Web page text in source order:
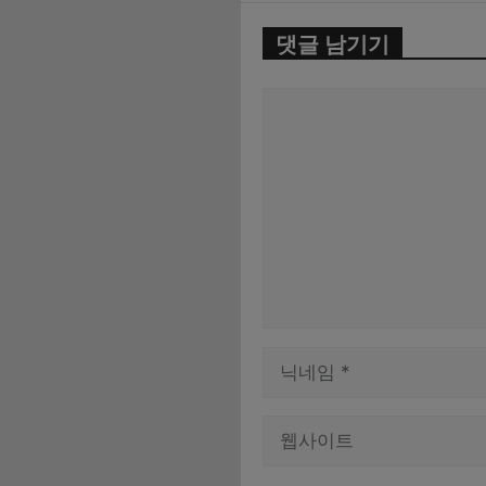
댓글 남기기